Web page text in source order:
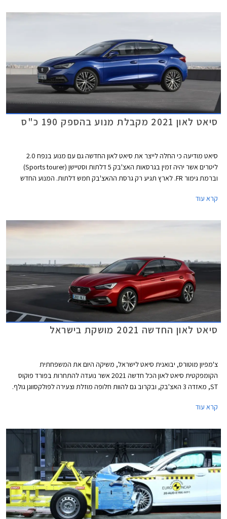
אחורי רב חיבורי במקום קורת פיתול פשוטה אשר מותקנת בגרסאות ה- 1.5
סיאט לאון 2021 מקבלת מנוע בהספק 190 כ"ס
סיאט מודיעה כי החלה לייצר את סיאט לאון החדשה גם עם מנוע בנפח 2.0
ליטרים אשר יהיה זמין בגרסאות האצ'בק 5 דלתות וסטיישן (Sports tourer)
וברמת גימור FR. לארץ תגיע רק גרסת ההאצ'בק חמש דלתות. המנוע החדש
קרא עוד
סיאט לאון החדשה 2021 מושקת בישראל
צ'מפיון מוטורס, יבואנית סיאט לישראל, משיקה היום את המשפחתית
הקומפקטית סיאט לאון הכל חדשה 2021 אשר נועדה להתחרות בפורד פוקוס
ST, מאזדה 3 האצ'בק, ובקרוב גם להוות חלופה מוזלת וצעירה לפולקסווגן גולף.
גרסת 3 דלתות לא תוצע, בהתאם למגמה העולמית שהחלה לפני מספר שנים
עקב ירידה בביקושים.
קרא עוד